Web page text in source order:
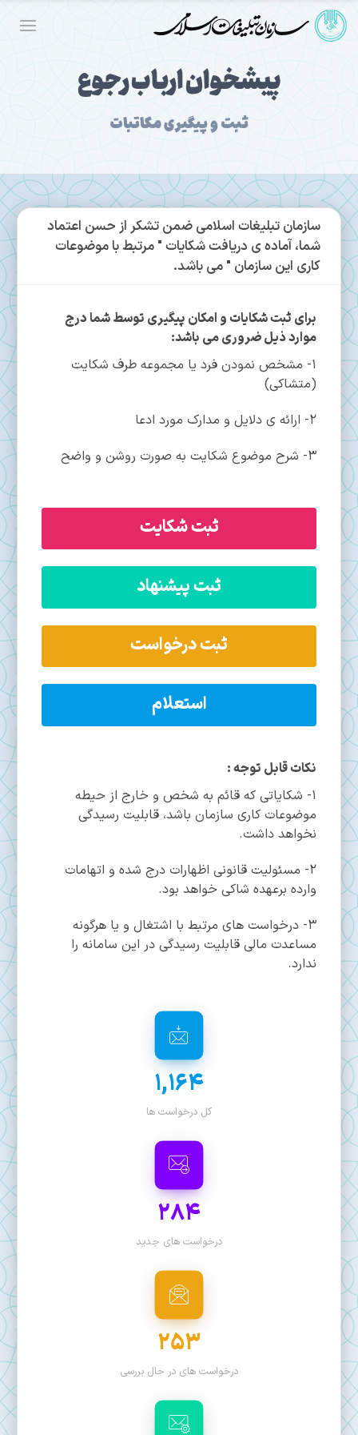
پیشخوان ارباب رجوع
ثبت و پیگیری مکاتبات
سازمان تبلیغات اسلامی ضمن تشکر از حسن اعتماد
شما، آماده ی دریافت شکایات " مرتبط با موضوعات
کاری این سازمان " می باشد.
برای ثبت شکایات و امکان پیگیری توسط شما درج
موارد ذیل ضروری می باشد:
1- مشخص نمودن فرد یا مجموعه طرف شکایت
(متشاکی)
2- ارائه ی دلایل و مدارک مورد ادعا
3- شرح موضوع شکایت به صورت روشن و واضح
ثبت شکایت
ثبت پیشنهاد
ثبت درخواست
استعلام
نکات قابل توجه :
1- شکایاتی که قائم به شخص و خارج از حیطه
موضوعات کاری سازمان باشد، قابلیت رسیدگی
نخواهد داشت.
2- مسئولیت قانونی اظهارات درج شده و اتهامات
وارده برعهده شاکی خواهد بود.
3- درخواست های مرتبط با اشتغال و یا هرگونه
مساعدت مالی قابلیت رسیدگی در این سامانه را
ندارد.
1,164
کل درخواست ها
284
درخواست های جدید
253
درخواست های در حال بررسی